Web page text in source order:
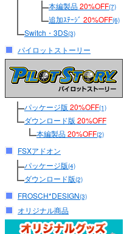
本編製品20%OFF(7)
追加ｽﾃｰｼﾞ 20%OFF(6)
Switch・3DS(3)
パイロットストーリー
パッケージ版 20%OFF(1)
ダウンロード版 20%OFF
本編製品20%OFF(2)
FSXアドオン
パッケージ版(4)
ダウンロード版(2)
FROSCH*DESIGN(3)
オリジナル商品